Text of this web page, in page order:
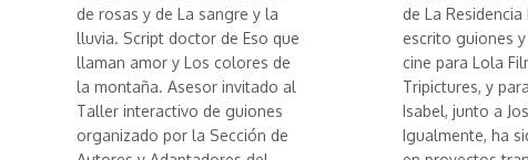
de rosas y de La sangre y la
lluvia. Script doctor de Eso que
llaman amor y Los colores de
la montaña. Asesor invitado al
Taller interactivo de guiones
organizado por la Sección de
de La
escrito guiones
cine para Lola
Tripictures, y
Isabel, junto a
Igualmente, ha